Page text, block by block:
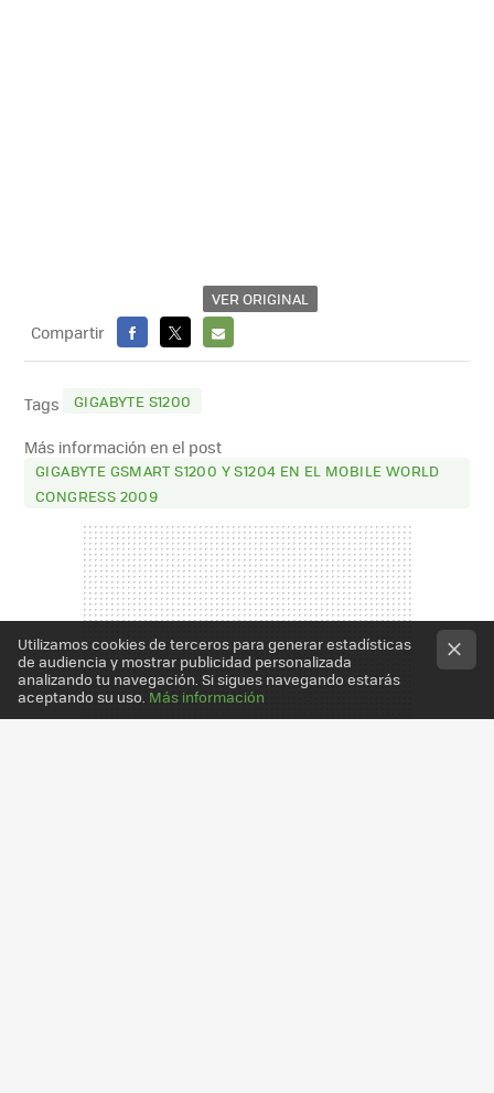
VER ORIGINAL
Compartir
FACEBOOK
X
E-
Tags GIGABYTE S1200
Más información en el post
GIGABYTE GSMART S1200 Y S1204 EN EL MOBILE WORLD
CONGRESS 2009
Utilizamos cookies de terceros para generar estadísticas
de audiencia y mostrar publicidad personalizada
analizando tu navegación. Si sigues navegando estarás
aceptando su uso. Más información